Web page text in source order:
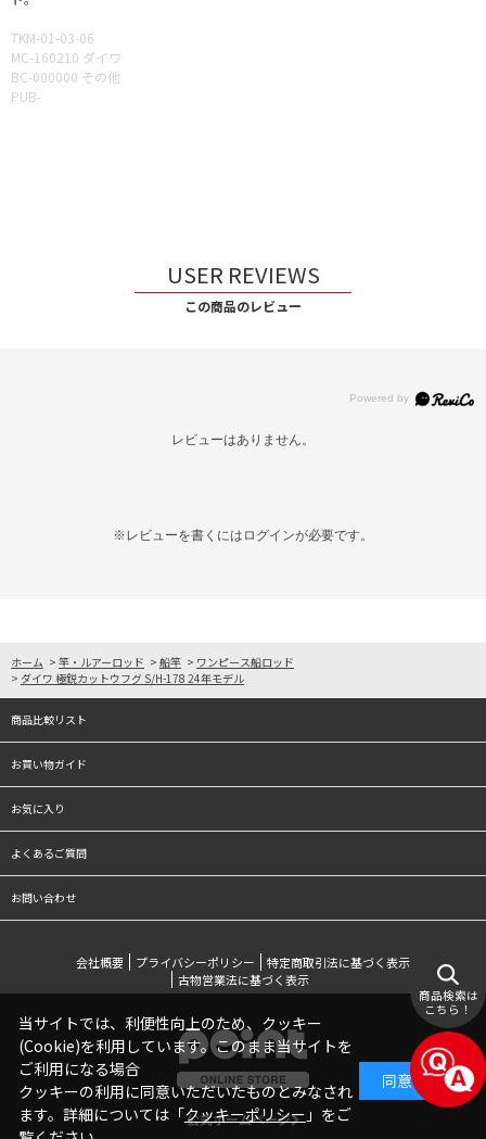
TKM-01-03-06
MC-160210 ダイワ
BC-000000 その他
PUB-
USER REVIEWS
この商品のレビュー
レビューはありません。
※レビューを書くには ログインが必要です。
ホーム > 竿・ルアーロッド > 船竿 > ワンピース船ロッド
> ダイワ 極鋭カットウフグ S/H-178 24年モデル
商品比較リスト
お買い物ガイド
お気に入り
よくあるご質問
お問い合わせ
会社概要 プライバシーポリシー
特定商取引法に基づく表示
古物営業法に基づく表示
公式ホームページ
商品検索は
こちら！
当サイトでは、利便性向上のため、クッキー
(Cookie)を利用しています。このまま当サイトを
ご利用になる場合
クッキーの利用に同意いただいたものとみなされ
ます。詳細については「クッキーポリシー 」をご
同意する